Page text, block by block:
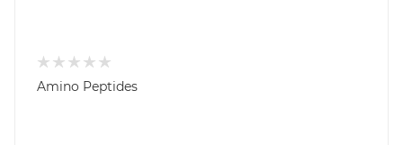
Amino Peptides